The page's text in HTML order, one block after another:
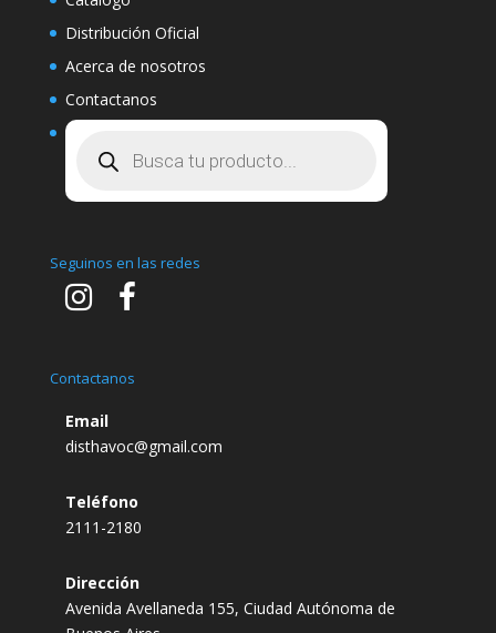
Distribución Oficial
Acerca de nosotros
Contactanos
Seguinos en las redes
Contactanos
Email
disthavoc@gmail.com
Teléfono
2111-2180
Dirección
Avenida Avellaneda 155, Ciudad Autónoma de